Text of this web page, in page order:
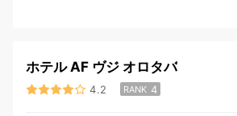
ホテル AF ヴジ オロタバ
4.2 RANK 4